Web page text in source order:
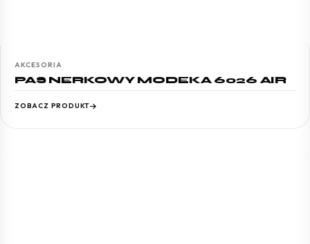
AKCESORIA
PAS NERKOWY MODEKA 6026 AIR
ZOBACZ PRODUKT